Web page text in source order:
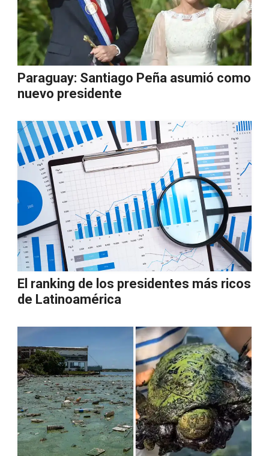
Paraguay: Santiago Peña asumió como
nuevo presidente
El ranking de los presidentes más ricos
de Latinoamérica